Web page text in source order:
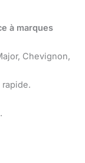
à marques
Chevignon,